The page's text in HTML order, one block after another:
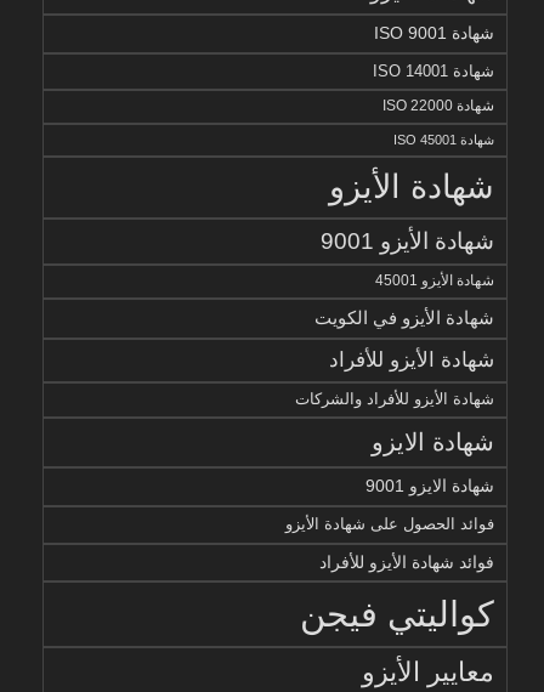
شهادة ISO 9001
شهادة ISO 14001
شهادة ISO 22000
شهادة ISO 45001
شهادة الأيزو
شهادة الأيزو 9001
شهادة الأيزو 45001
شهادة الأيزو في الكويت
شهادة الأيزو للأفراد
شهادة الأيزو للأفراد والشركات
شهادة الايزو
شهادة الايزو 9001
فوائد الحصول على شهادة الأيزو
فوائد شهادة الأيزو للأفراد
كواليتي فيجن
معايير الأيزو